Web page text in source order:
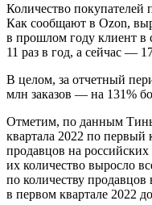
Количество
Как сообщают в Ozon,
в прошлом году клиент в
11 раз в год, а сейчас —
В целом, за отчетный
млн заказов — на 131%
Отметим, по данным
квартала 2022 по первый
продавцов на российских
их количество выросло
по количеству
в первом квартале 2022